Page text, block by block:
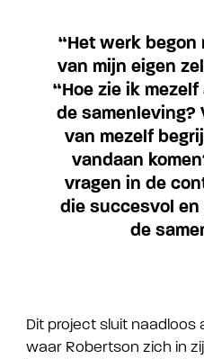
“Het werk begon
van mijn eigen
“Hoe zie ik
de samenleving?
van mezelf
vandaan
vragen in de
die succesvol
de
Dit project sluit naadloos
waar Robertson zich in